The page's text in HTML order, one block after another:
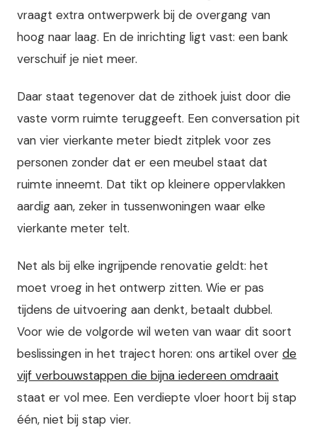
vraagt extra ontwerpwerk bij de overgang van
hoog naar laag. En de inrichting ligt vast: een bank
verschuif je niet meer.
Daar staat tegenover dat de zithoek juist door die
vaste vorm ruimte teruggeeft. Een conversation pit
van vier vierkante meter biedt zitplek voor zes
personen zonder dat er een meubel staat dat
ruimte inneemt. Dat tikt op kleinere oppervlakken
aardig aan, zeker in tussenwoningen waar elke
vierkante meter telt.
Net als bij elke ingrijpende renovatie geldt: het
moet vroeg in het ontwerp zitten. Wie er pas
tijdens de uitvoering aan denkt, betaalt dubbel.
Voor wie de volgorde wil weten van waar dit soort
beslissingen in het traject horen: ons artikel over de
vijf verbouwstappen die bijna iedereen omdraait
staat er vol mee. Een verdiepte vloer hoort bij stap
één, niet bij stap vier.